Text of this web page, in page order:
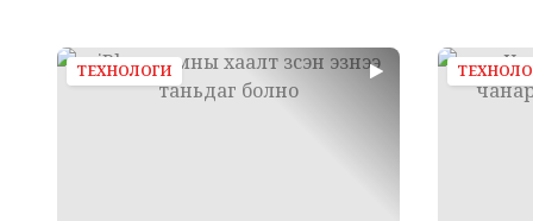
ТЕХНОЛОГИ